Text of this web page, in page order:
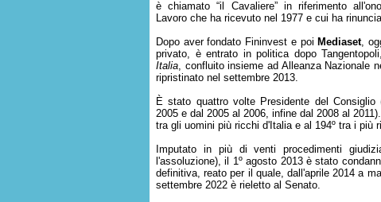
è chiamato “il Cavaliere” in riferimento
Lavoro che ha ricevuto nel 1977 e cui ha
Dopo aver fondato Fininvest e poi Mediaset,
privato, è entrato in politica dopo
Italia, confluito insieme ad Alleanza Nazionale
ripristinato nel settembre 2013.
È stato quattro volte Presidente del
2005 e dal 2005 al 2006, infine dal 2008 al
tra gli uomini più ricchi d'Italia e al 194º tra i più
Imputato in più di venti procedimenti
l'assoluzione), il 1º agosto 2013 è stato
definitiva, reato per il quale, dall'aprile 2014 a
settembre 2022 è rieletto al Senato.